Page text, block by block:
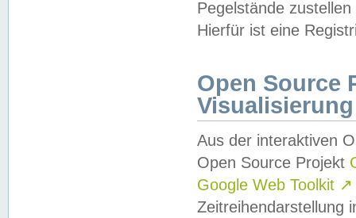
Pegelstände
Hierfür ist eine
Open Source
Visualisierung
Aus der interaktiven
Open Source Projekt
Google Web Toolkit ↗
Zeitreihendarstellung